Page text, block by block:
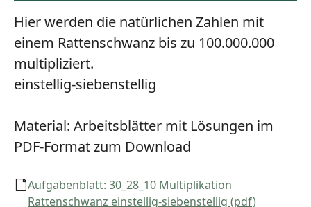
Hier werden die natürlichen Zahlen mit
einem Rattenschwanz bis zu 100.000.000
multipliziert.
einstellig-siebenstellig
Material: Arbeitsblätter mit Lösungen im
PDF-Format zum Download
Aufgabenblatt: 30_28_10 Multiplikation
Rattenschwanz einstellig-siebenstellig (pdf)